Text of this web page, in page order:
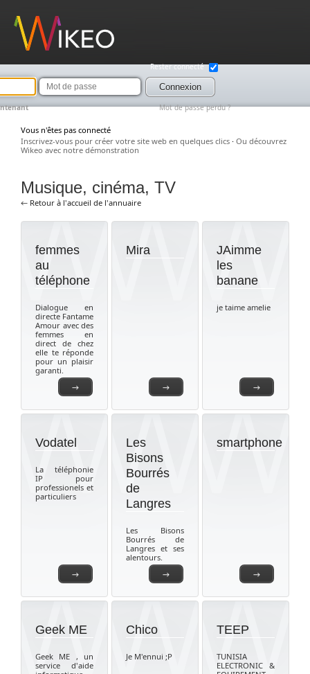
Rester connecté
Mot
de
passe
Connexion
Mot de passe perdu ?
Vous n'êtes pas connecté
Inscrivez-vous pour créer votre site web en quelques clics · Ou découvrez
Wikeo avec notre démonstration
Musique, cinéma, TV
← Retour à l'accueil de l'annuaire
→
femmes
au
téléphone
Dialogue en
directe Fantame
Amour avec des
femmes en
direct de chez
elle te réponde
pour un plaisir
garanti.
→
Mira
→
JAimme
les
banane
je taime amelie
→
Vodatel
La téléphonie
IP pour
professionels et
particuliers
→
Les
Bisons
Bourrés
de
Langres
Les Bisons
Bourrés de
Langres et ses
alentours.
→
smartphone
Geek ME
Geek ME , un
service d'aide
Chico
Je M'ennui ;P
TEEP
TUNISIA
ELECTRONIC &